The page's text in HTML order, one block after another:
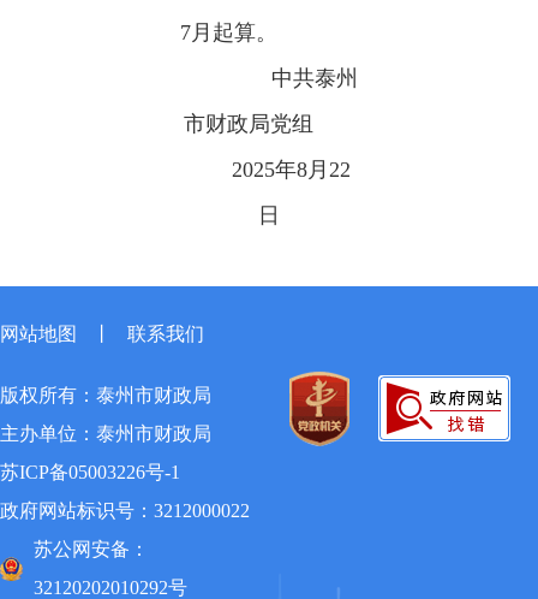
7月起算。
中共泰州
市财政局党组
2025年8月22
日
网站地图 联系我们
版权所有：泰州市财政局
主办单位：泰州市财政局
苏ICP备05003226号-1
政府网站标识号：3212000022
苏公网安备：
32120202010292号